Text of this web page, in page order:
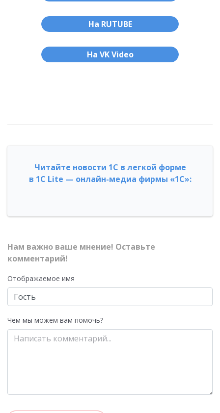
На RUTUBE
На VK Video
Читайте новости 1С в легкой форме
в 1С Lite — онлайн-медиа фирмы «1С»:
Нам важно ваше мнение! Оставьте
комментарий!
Отображаемое имя
Чем мы можем вам помочь?